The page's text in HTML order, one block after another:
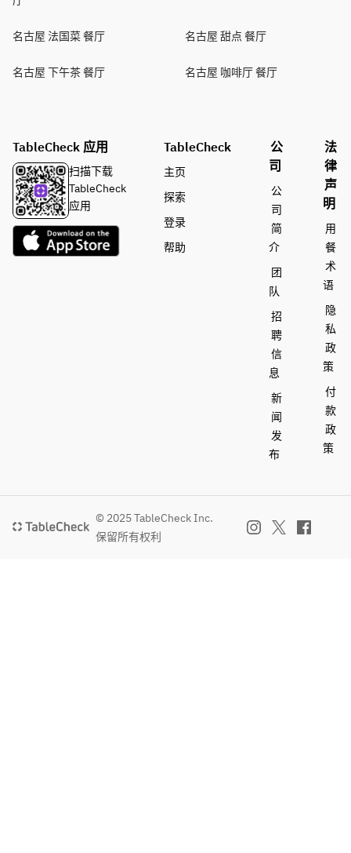
名古屋 法国菜 餐厅 名古屋 甜点 餐厅
名古屋 下午茶 餐厅 名古屋 咖啡厅 餐厅
TableCheck 应用
扫描下载
TableCheck
应用
TableCheck
主页
探索
登录
帮助
公
司
公
司
简
介
团
队
招
聘
信
息
新
闻
发
布
法
律
声
明
用
餐
术
语
隐
私
政
策
付
款
政
策
© 2025 TableCheck Inc.
保留所有权利